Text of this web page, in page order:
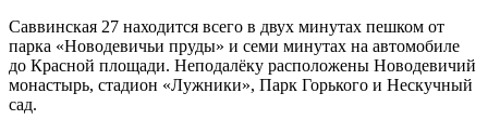
Саввинская 27 находится всего в двух минутах пешком от
парка «Новодевичьи пруды» и семи минутах на автомобиле
до Красной площади. Неподалёку расположены Новодевичий
монастырь, стадион «Лужники», Парк Горького и Нескучный
сад.